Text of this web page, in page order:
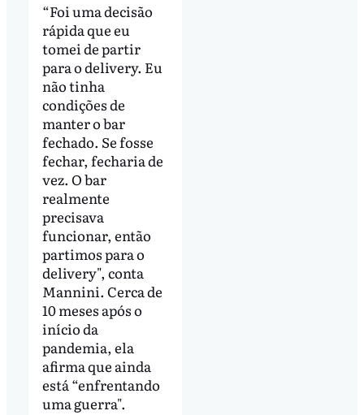
“Foi uma decisão
rápida que eu
tomei de partir
para o delivery. Eu
não tinha
condições de
manter o bar
fechado. Se fosse
fechar, fecharia de
vez. O bar
realmente
precisava
funcionar, então
partimos para o
delivery", conta
Mannini. Cerca de
10 meses após o
início da
pandemia, ela
afirma que ainda
está “enfrentando
uma guerra".